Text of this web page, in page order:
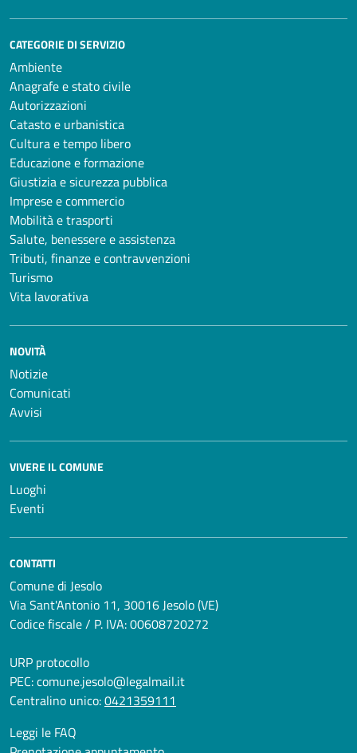
CATEGORIE DI SERVIZIO
Ambiente
Anagrafe e stato civile
Autorizzazioni
Catasto e urbanistica
Cultura e tempo libero
Educazione e formazione
Giustizia e sicurezza pubblica
Imprese e commercio
Mobilità e trasporti
Salute, benessere e assistenza
Tributi, finanze e contravvenzioni
Turismo
Vita lavorativa
NOVITÀ
Notizie
Comunicati
Avvisi
VIVERE IL COMUNE
Luoghi
Eventi
CONTATTI
Comune di Jesolo
Via Sant'Antonio 11, 30016 Jesolo (VE)
Codice fiscale / P. IVA: 00608720272
URP protocollo
PEC:comune.jesolo@legalmail.it
Centralino unico:0421359111
Leggi le FAQ